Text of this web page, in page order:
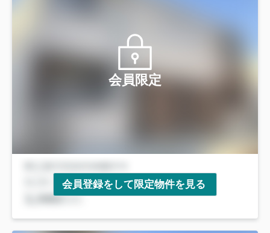
会員限定
会員登録をして限定物件を見る